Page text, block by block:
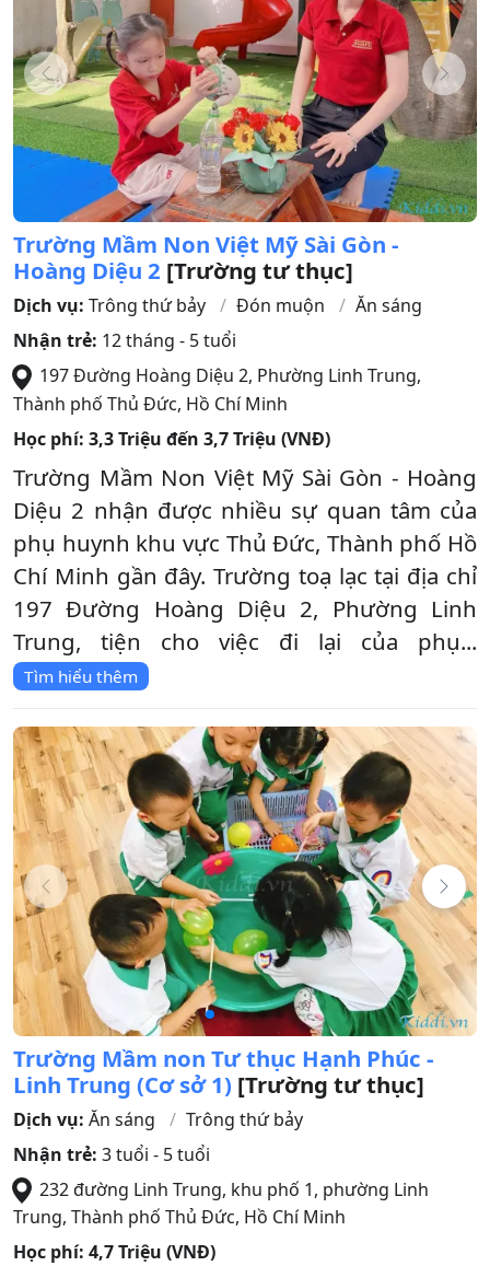
Trường Mầm Non Việt Mỹ Sài Gòn -
Hoàng Diệu 2 [Trường tư thục]
Dịch vụ: Trông thứ bảy Đón muộn
Ăn sáng
Nhận trẻ: 12 tháng - 5 tuổi
197 Đường Hoàng Diệu 2, Phường Linh Trung,
Thành phố Thủ Đức, Hồ Chí Minh
Học phí: 3,3 Triệu đến 3,7 Triệu (VNĐ)
Trường Mầm Non Việt Mỹ Sài Gòn - Hoàng
Diệu 2 nhận được nhiều sự quan tâm của
phụ huynh khu vực Thủ Đức, Thành phố Hồ
Chí Minh gần đây. Trường toạ lạc tại địa chỉ
197 Đường Hoàng Diệu 2, Phường Linh
Trung, tiện cho việc đi lại của phụ...
Tìm hiểu thêm
Trường Mầm non Tư thục Hạnh Phúc -
Linh Trung (Cơ sở 1) [Trường tư thục]
Dịch vụ: Ăn sáng
Trông thứ bảy
Nhận trẻ: 3 tuổi - 5 tuổi
232 đường Linh Trung, khu phố 1, phường Linh
Trung, Thành phố Thủ Đức, Hồ Chí Minh
Học phí: 4,7 Triệu (VNĐ)